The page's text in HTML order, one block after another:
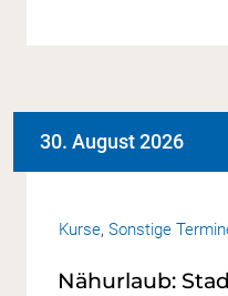
Kurse, Sonstige
30. August 2026
Nähurlaub: